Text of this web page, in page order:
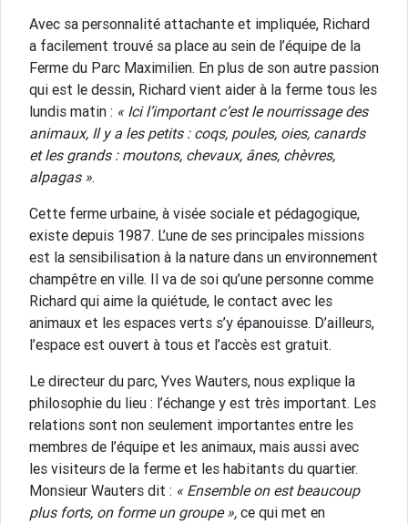
Avec sa personnalité attachante et impliquée, Richard
a facilement trouvé sa place au sein de l’équipe de la
Ferme du Parc Maximilien. En plus de son autre passion
qui est le dessin, Richard vient aider à la ferme tous les
lundis matin : « Ici l’important c’est le nourrissage des
animaux, Il y a les petits : coqs, poules, oies, canards
et les grands : moutons, chevaux, ânes, chèvres,
alpagas ».
Cette ferme urbaine, à visée sociale et pédagogique,
existe depuis 1987. L’une de ses principales missions
est la sensibilisation à la nature dans un environnement
champêtre en ville. Il va de soi qu’une personne comme
Richard qui aime la quiétude, le contact avec les
animaux et les espaces verts s’y épanouisse. D’ailleurs,
l’espace est ouvert à tous et l’accès est gratuit.
Le directeur du parc, Yves Wauters, nous explique la
philosophie du lieu : l’échange y est très important. Les
relations sont non seulement importantes entre les
membres de l’équipe et les animaux, mais aussi avec
les visiteurs de la ferme et les habitants du quartier.
Monsieur Wauters dit : « Ensemble on est beaucoup
plus forts, on forme un groupe », ce qui met en